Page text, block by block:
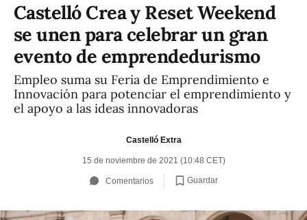
Castelló Crea y Reset Weekend
se unen para celebrar un gran
evento de emprendedurismo
Empleo suma su Feria de Emprendimiento e
Innovación para potenciar el emprendimiento y
el apoyo a las ideas innovadoras
Castelló Extra
15 de noviembre de 2021 (10:48 CET)
Comentarios Guardar